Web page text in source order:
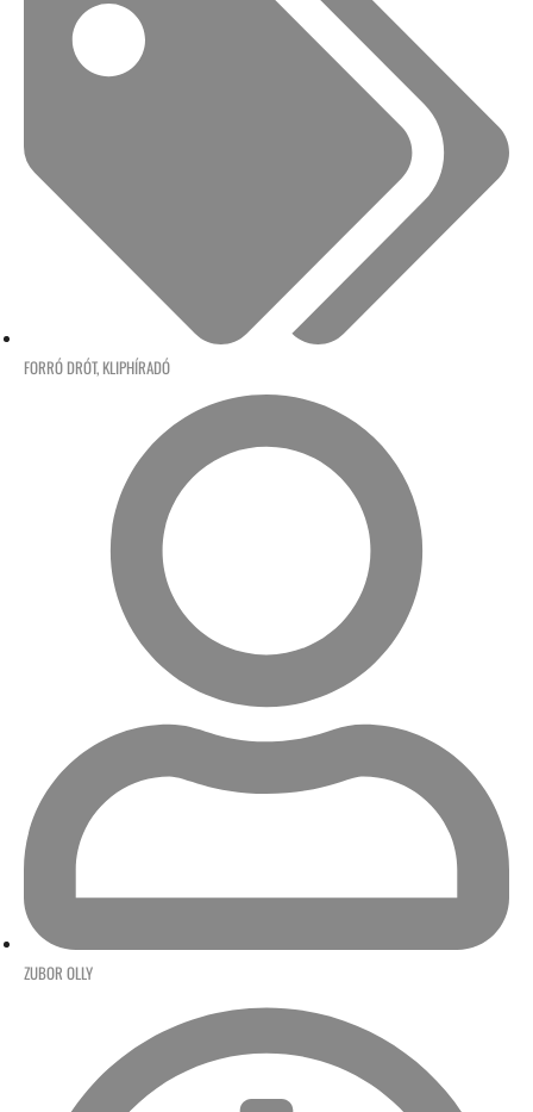
FORRÓ DRÓT, KLIPHÍRADÓ
ZUBOR OLLY